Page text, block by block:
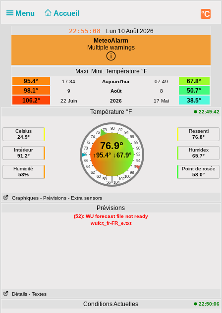
Menu Accueil °C
22:55:09
Lun 10 Août 2026
MeteoAlarm
Multiple warnings
Maxi. Mini. Température °F
95.4°
17:34 Aujourd'hui 07:49
67.8°
98.1°
9 Août 8
50.7°
106.2°
22 Juin 2026 17 Mai
38.5°
Température °F
22:49:42
Celsius
24.9°
Intérieur
91.2°
Humidité
53%
80
78 82
76
84
74
86
72
88
70
90
68
92
66
94
64
96
62
98
60
100
58 102
|
56 104
76.9°
↑95.4°↓67.9°
Ressenti
76.8°
Humidex
65.7°
Point de rosée
58.0°
Graphiques - Prévisions - Extra sensors
Prévisions
(52): WU forecast file not ready
wufct_fr-FR_e.txt
Détails - Textes
Conditions Actuelles 22:50:06